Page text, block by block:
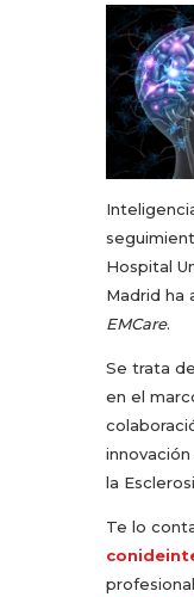
Hospital
Madrid ha
EMCare.
Se trata
en el
la
Te lo